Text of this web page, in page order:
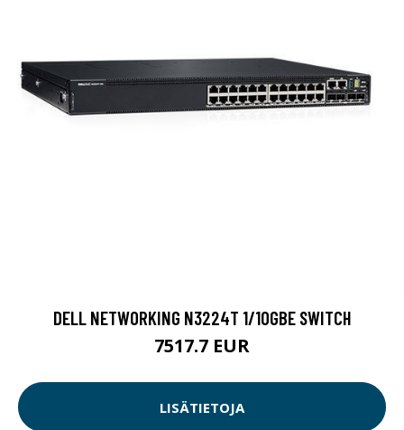
DELL NETWORKING N3224T 1/10GBE SWITCH
7517.7 EUR
LISÄTIETOJA